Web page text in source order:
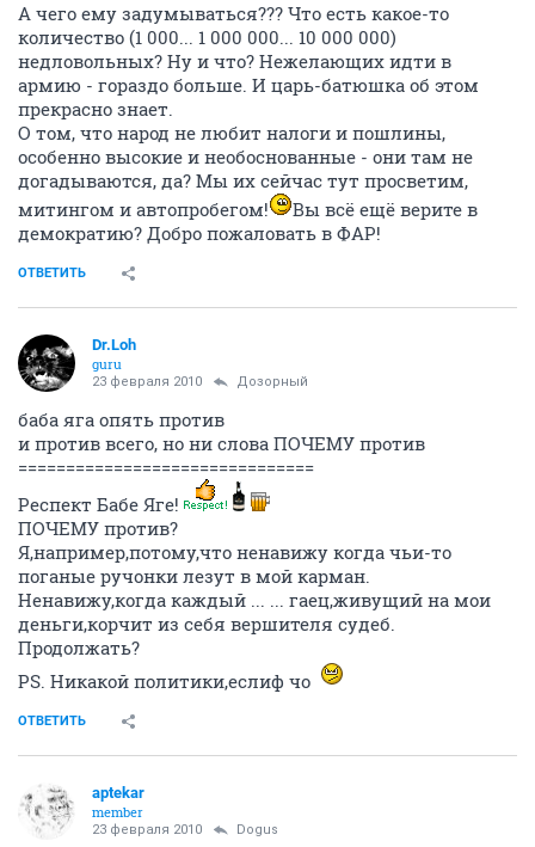
А чего ему задумываться??? Что есть какое-то
количество (1 000... 1 000 000... 10 000 000)
недловольных? Ну и что? Нежелающих идти в
армию - гораздо больше. И царь-батюшка об этом
прекрасно знает.
О том, что народ не любит налоги и пошлины,
особенно высокие и необоснованные - они там не
догадываются, да? Мы их сейчас тут просветим,
митингом и автопробегом!
Вы всё ещё верите в
демократию? Добро пожаловать в ФАР!
ОТВЕТИТЬ
Dr.Loh
guru
23 февраля 2010 Дозорный
баба яга опять против
и против всего, но ни слова ПОЧЕМУ против
===============================
Респект Бабе Яге!
ПОЧЕМУ против?
Я,например,потому,что ненавижу когда чьи-то
поганые ручонки лезут в мой карман.
Ненавижу,когда каждый ... ... гаец,живущий на мои
деньги,корчит из себя вершителя судеб.
Продолжать?
PS. Никакой политики,еслиф чо
ОТВЕТИТЬ
aptekar
member
23 февраля 2010 Dogus